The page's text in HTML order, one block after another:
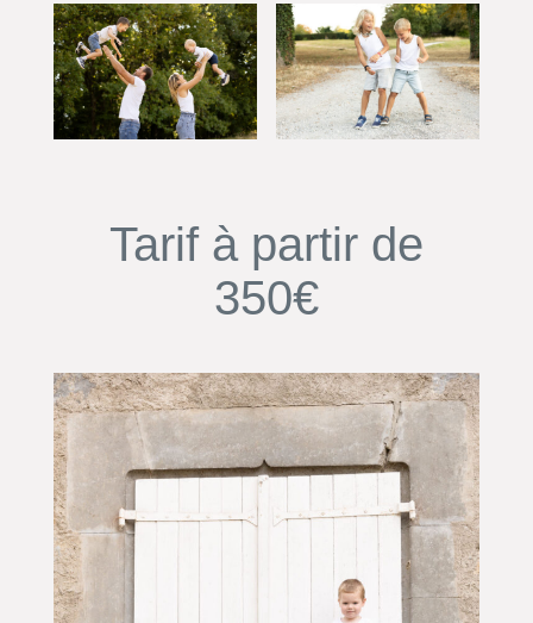
Tarif à partir de
350€